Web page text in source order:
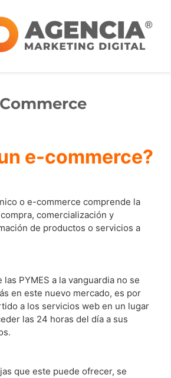
e-commerce?
o e-commerce comprende la
comercialización y
de productos o servicios a
PYMES a la vanguardia no se
en este nuevo mercado, es por
a los servicios web en un lugar
las 24 horas del día a sus
que este puede ofrecer, se